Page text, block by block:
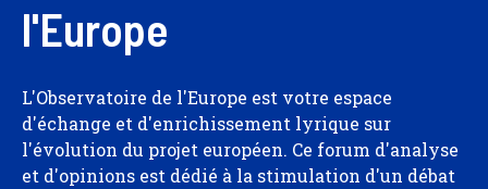
l'Europe
L'Observatoire de l'Europe est votre espace
d'échange et d'enrichissement lyrique sur
l'évolution du projet européen. Ce forum d'analyse
et d'opinions est dédié à la stimulation d'un débat